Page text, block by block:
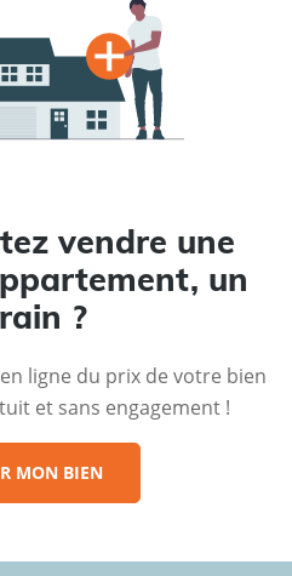
vendre une
un
?
ligne du prix de votre bien
et sans engagement !
MON BIEN